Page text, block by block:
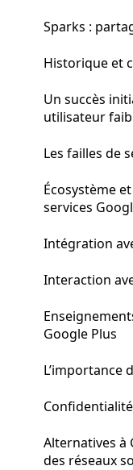
Sparks :
Historique et
Un succès
utilisateur
Les failles de
Écosystème
services
Intégration
Interaction
Google Plus
L’importance
Alternatives à
des réseaux